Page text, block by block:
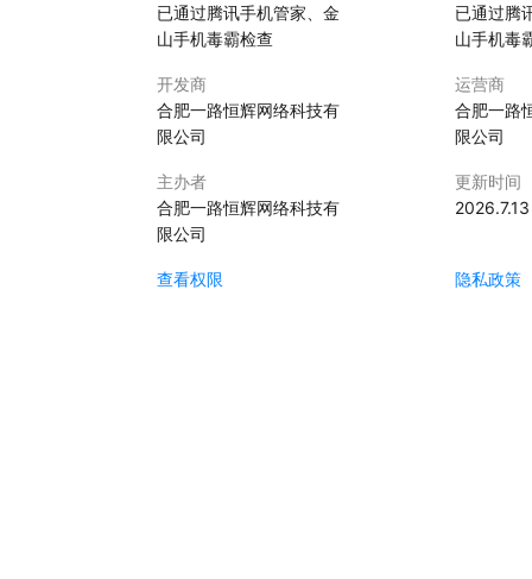
已通过腾讯手机管家、金
山手机毒霸检查
已通过腾
山手机毒
开发商
合肥一路恒辉网络科技有
限公司
运营商
合肥一路
限公司
主办者
合肥一路恒辉网络科技有
限公司
更新时间
2026.7.13
查看权限 隐私政策